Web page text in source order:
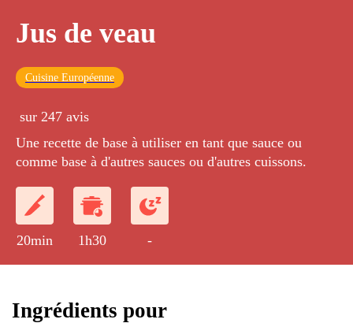
Jus de veau
Cuisine Européenne
sur 247 avis
Une recette de base à utiliser en tant que sauce ou
comme base à d'autres sauces ou d'autres cuissons.
20min 1h30 -
Ingrédients pour